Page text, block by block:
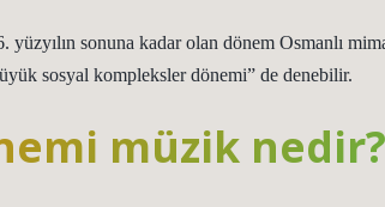
sonuna kadar olan dönem Osmanlı
sosyal kompleksler dönemi” de denebilir.
müzik nedir?